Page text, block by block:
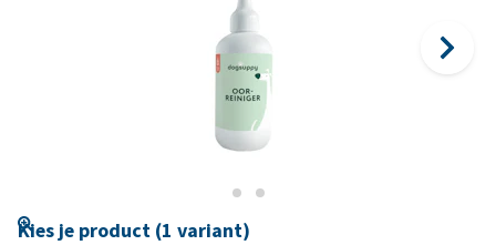
Kies je product (1 variant)